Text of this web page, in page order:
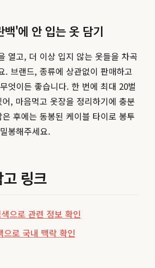
'에 안 입는 옷 담기
열고, 더 이상 입지 않는 옷들을 차곡
. 브랜드, 종류에 상관없이 판매하고
엇이든 좋습니다. 한 번에 최대 20벌
, 마음먹고 옷장을 정리하기에 충분
후에는 동봉된 케이블 타이로 봉투
봉해주세요.
링크
으로 관련 정보 확인
로 국내 맥락 확인